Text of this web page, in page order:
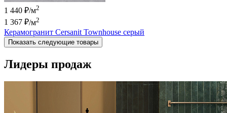
1 440 ₽/м2
1 367 ₽/м2
Керамогранит Cersanit Townhouse серый
Показать следующие товары
Лидеры продаж